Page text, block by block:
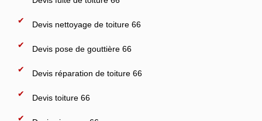
Devis nettoyage de toiture 66
Devis pose de gouttière 66
Devis réparation de toiture 66
Devis toiture 66